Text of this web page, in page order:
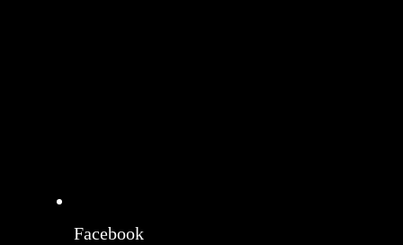
Facebook